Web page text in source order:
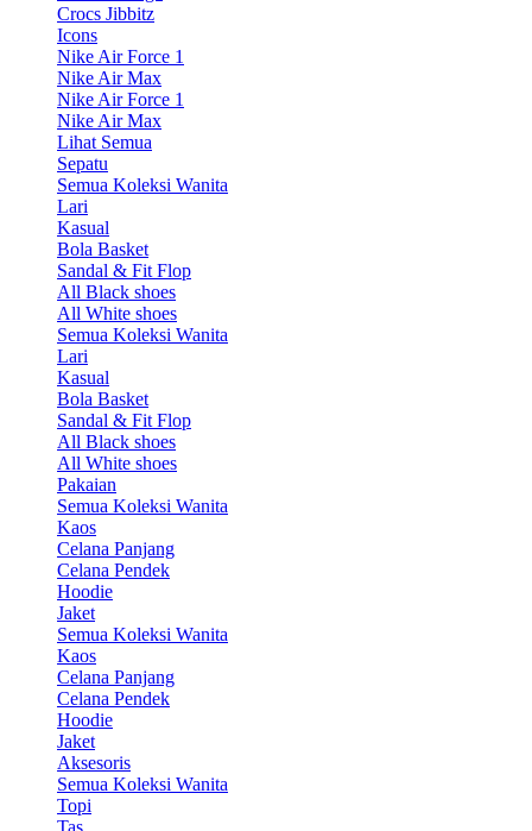
Crocs Jibbitz
Icons
Nike Air Force 1
Nike Air Max
Nike Air Force 1
Nike Air Max
Lihat Semua
Sepatu
Semua Koleksi Wanita
Lari
Kasual
Bola Basket
Sandal & Fit Flop
All Black shoes
All White shoes
Semua Koleksi Wanita
Lari
Kasual
Bola Basket
Sandal & Fit Flop
All Black shoes
All White shoes
Pakaian
Semua Koleksi Wanita
Kaos
Celana Panjang
Celana Pendek
Hoodie
Jaket
Semua Koleksi Wanita
Kaos
Celana Panjang
Celana Pendek
Hoodie
Jaket
Aksesoris
Semua Koleksi Wanita
Topi
Tas